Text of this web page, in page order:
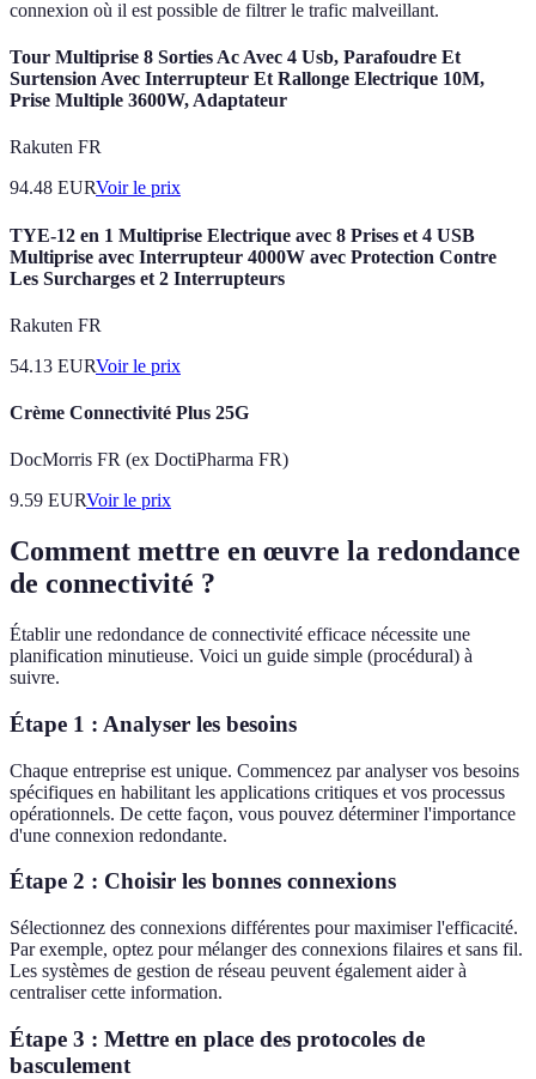
connexion où il est possible de filtrer le trafic malveillant.
Tour Multiprise 8 Sorties Ac Avec 4 Usb, Parafoudre Et
Surtension Avec Interrupteur Et Rallonge Electrique 10M,
Prise Multiple 3600W, Adaptateur
Rakuten FR
94.48 EURVoir le prix
TYE-12 en 1 Multiprise Electrique avec 8 Prises et 4 USB
Multiprise avec Interrupteur 4000W avec Protection Contre
Les Surcharges et 2 Interrupteurs
Rakuten FR
54.13 EURVoir le prix
Crème Connectivité Plus 25G
DocMorris FR (ex DoctiPharma FR)
9.59 EURVoir le prix
Comment mettre en œuvre la redondance
de connectivité ?
Établir une redondance de connectivité efficace nécessite une
planification minutieuse. Voici un guide simple (procédural) à
suivre.
Étape 1 : Analyser les besoins
Chaque entreprise est unique. Commencez par analyser vos besoins
spécifiques en habilitant les applications critiques et vos processus
opérationnels. De cette façon, vous pouvez déterminer l'importance
d'une connexion redondante.
Étape 2 : Choisir les bonnes connexions
Sélectionnez des connexions différentes pour maximiser l'efficacité.
Par exemple, optez pour mélanger des connexions filaires et sans fil.
Les systèmes de gestion de réseau peuvent également aider à
centraliser cette information.
Étape 3 : Mettre en place des protocoles de
basculement